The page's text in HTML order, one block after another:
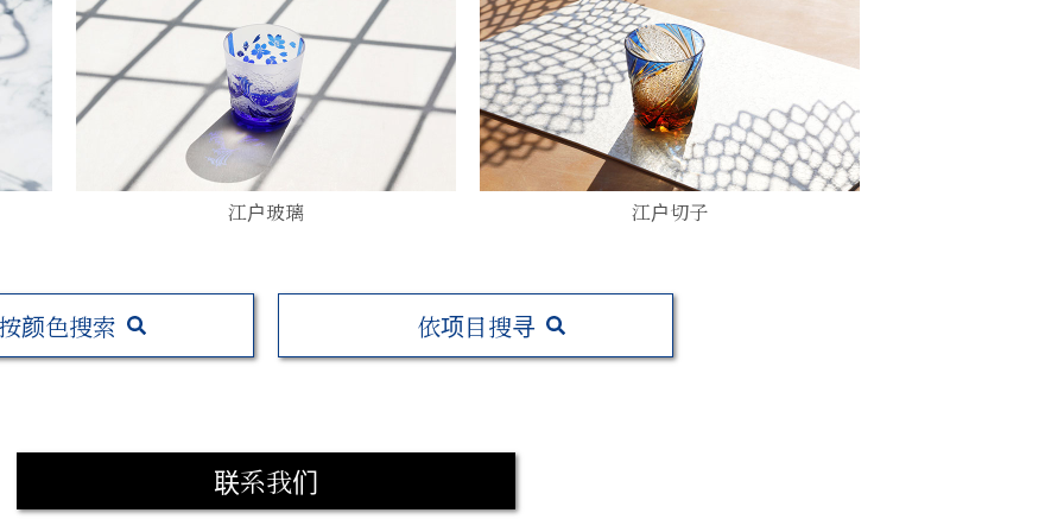
江户玻璃 江户切子
颜色搜索 依项目搜寻
联系我们